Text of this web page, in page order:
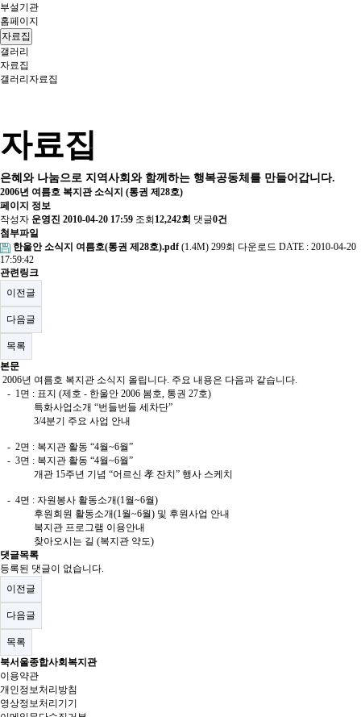
부설기관
홈페이지
자료집
갤러리
자료집
갤러리 자료집
자료집
은혜와 나눔으로 지역사회와 함께하는 행복공동체를 만들어갑니다.
2006년 여름호 복지관 소식지 (통권 제28호)
페이지 정보
작성자 운영진 2010-04-20 17:59 조회 12,242회 댓글0건
첨부파일
한울안 소식지 여름호(통권 제28호).pdf(1.4M) 299회 다운로드 DATE : 2010-04-20
17:59:42
관련링크
이전글
다음글
목록
본문
2006년 여름호 복지관 소식지 올립니다. 주요 내용은 다음과 같습니다.
- 1면 : 표지 (제호 - 한울안 2006 봄호, 통권 27호)
특화사업소개 “번들번들 세차단”
3/4분기 주요 사업 안내
- 2면 : 복지관 활동 “4월~6월”
- 3면 : 복지관 활동 “4월~6월”
개관 15주년 기념 “어르신 孝 잔치” 행사 스케치
- 4면 : 자원봉사 활동소개(1월~6월)
후원회원 활동소개(1월~6월) 및 후원사업 안내
복지관 프로그램 이용안내
찾아오시는 길 (복지관 약도)
댓글목록
등록된 댓글이 없습니다.
이전글
다음글
목록
북서울종합사회복지관
이용약관
개인정보처리방침
영상정보처리기기